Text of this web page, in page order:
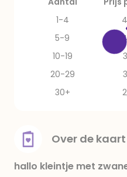
1-4
5-9
10-19
20-29
30+
Over de kaart
hallo kleintje met